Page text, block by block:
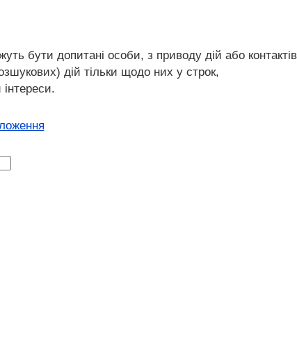
бути допитані особи, з приводу дій або контактів
дій тільки щодо них у строк,